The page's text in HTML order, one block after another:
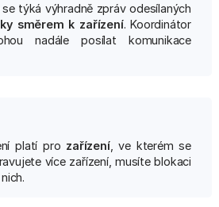
týká výhradně zpráv odesílaných
směrem k zařízení. Koordinátor
nadále posílat komunikace
platí pro zařízení, ve kterém se
více zařízení, musíte blokaci